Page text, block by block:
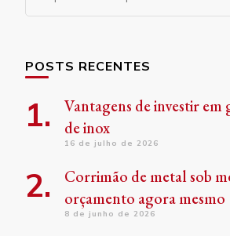
algo?
POSTS RECENTES
Vantagens de investir
de inox
16 de julho de 2026
Corrimão de metal sob
orçamento agora mesmo
8 de junho de 2026